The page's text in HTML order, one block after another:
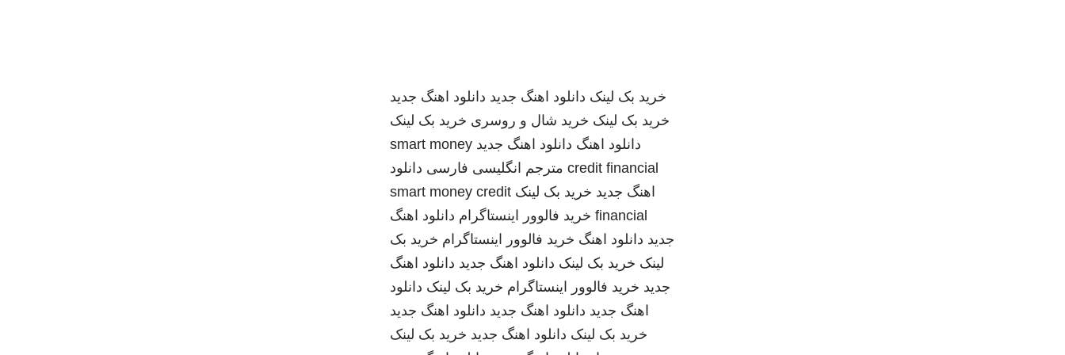
خرید بک لینک دانلود اهنگ جدید دانلود اهنگ جدید
خرید بک لینک خرید شال و روسری خرید بک لینک
دانلود اهنگ دانلود اهنگ جدید smart money
credit financial مترجم انگلیسی فارسی دانلود
اهنگ جدید خرید بک لینک smart money credit
financial خرید فالوور اینستاگرام دانلود اهنگ
جدید دانلود اهنگ خرید فالوور اینستاگرام خرید بک
لینک خرید بک لینک دانلود اهنگ جدید دانلود اهنگ
جدید خرید فالوور اینستاگرام خرید بک لینک دانلود
اهنگ جدید دانلود اهنگ جدید دانلود اهنگ جدید
خرید بک لینک دانلود اهنگ جدید خرید بک لینک